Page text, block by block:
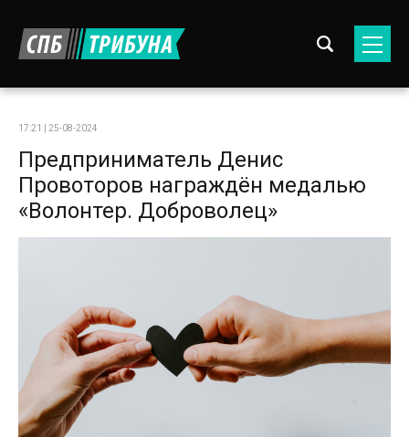
17:21 | 25-08-2024
Предприниматель Денис
Провоторов награждён медалью
«Волонтер. Доброволец»